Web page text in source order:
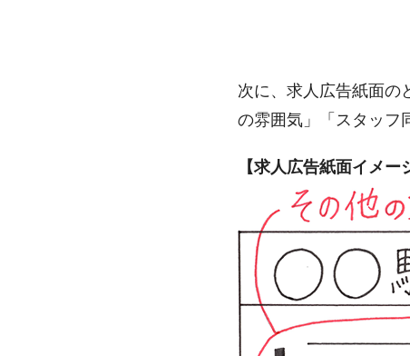
次に、求人広告紙面の
の雰囲気」「スタッフ
【求人広告紙面イメー